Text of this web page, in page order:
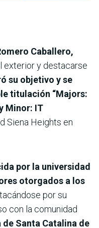
Caballero,
exterior y destacarse
su objetivo y se
titulación “Majors:
Minor: IT
Siena Heights en
por la universidad
otorgados a los
por su
con la comunidad
Santa Catalina de